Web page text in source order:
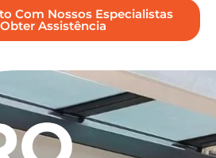
Com Nossos Especialistas
Assistência